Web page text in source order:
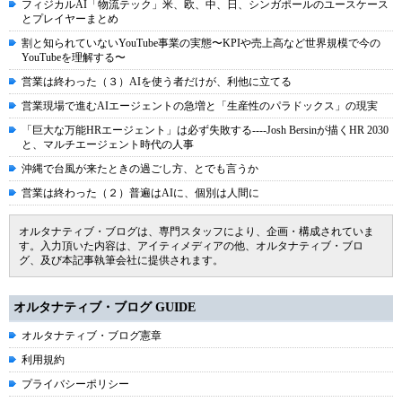
フィジカルAI「物流テック」米、欧、中、日、シンガポールのユースケース
とプレイヤーまとめ
割と知られていないYouTube事業の実態〜KPIや売上高など世界規模で今の
YouTubeを理解する〜
営業は終わった（３）AIを使う者だけが、利他に立てる
営業現場で進むAIエージェントの急増と「生産性のパラドックス」の現実
「巨大な万能HRエージェント」は必ず失敗する----Josh Bersinが描くHR 2030
と、マルチエージェント時代の人事
沖縄で台風が来たときの過ごし方、とでも言うか
営業は終わった（２）普遍はAIに、個別は人間に
オルタナティブ・ブログは、専門スタッフにより、企画・構成されていま
す。入力頂いた内容は、アイティメディアの他、オルタナティブ・ブロ
グ、及び本記事執筆会社に提供されます。
オルタナティブ・ブログ GUIDE
オルタナティブ・ブログ憲章
利用規約
プライバシーポリシー